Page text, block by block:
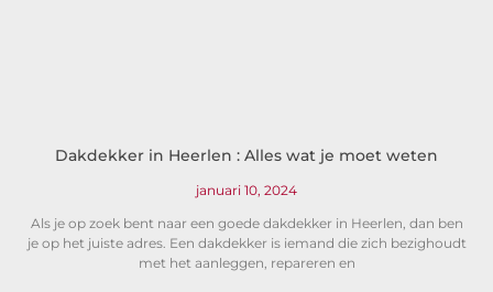
Dakdekker in Heerlen : Alles wat je moet weten
januari 10, 2024
Als je op zoek bent naar een goede dakdekker in Heerlen, dan ben
je op het juiste adres. Een dakdekker is iemand die zich bezighoudt
met het aanleggen, repareren en